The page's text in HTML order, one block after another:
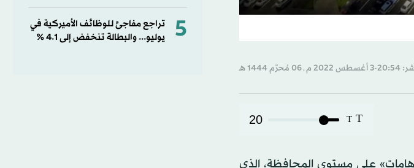
2022 م ـ 06 مُحرَّم 1444 هـ
T
T
20
على مستوى المحافظة، الذي
5
تراجع مفاجئ للوظائف الأميركية في
يوليو... والبطالة تنخفض إلى 4.1 %